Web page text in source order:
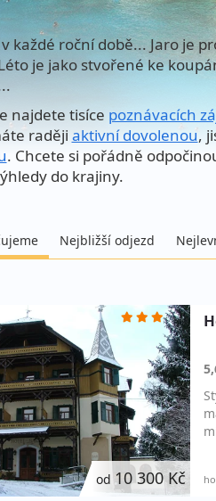
každé roční době... Jaro je
je jako stvořené ke
najdete tisíce poznávacích
raději aktivní dovolenou,
. Chcete si pořádně
do krajiny.
Nejbližší odjezd
od 10 300 Kč